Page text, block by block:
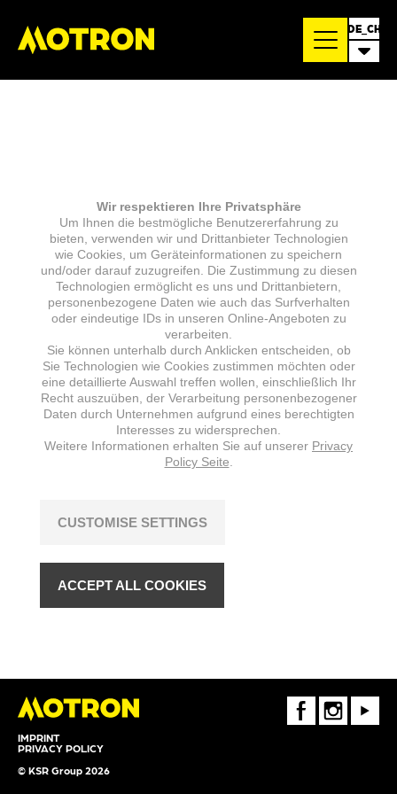
DE_CH
IMPRINT
PRIVACY POLICY
© KSR Group 2026
FaceBookInstagramYoutube
Wir respektieren Ihre Privatsphäre
Um Ihnen die bestmögliche Benutzererfahrung zu
bieten, verwenden wir und Drittanbieter Technologien
wie Cookies, um Geräteinformationen zu speichern
und/oder darauf zuzugreifen. Die Zustimmung zu diesen
Technologien ermöglicht es uns und Drittanbietern,
personenbezogene Daten wie auch das Surfverhalten
oder eindeutige IDs in unseren Online-Angeboten zu
verarbeiten.
Sie können unterhalb durch Anklicken entscheiden, ob
Sie Technologien wie Cookies zustimmen möchten oder
eine detaillierte Auswahl treffen wollen, einschließlich Ihr
Recht auszuüben, der Verarbeitung personenbezogener
Daten durch Unternehmen aufgrund eines berechtigten
Interesses zu widersprechen.
Weitere Informationen erhalten Sie auf unserer Privacy
Policy Seite
CUSTOMISE SETTINGS
ACCEPT ALL COOKIES